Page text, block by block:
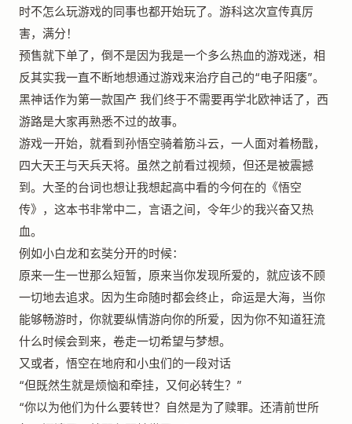
时不怎么玩游戏的同事也都开始玩了。游科这次宣传真厉
害，满分！
预售就下单了，倒不是因为我是一个多么热血的游戏迷，相
反其实我一直不断地想通过游戏来治疗自己的“电子阳痿”。
黑神话作为第一款国产 我们终于不需要再学北欧神话了，西
游路是大家再熟悉不过的故事。
游戏一开始，就看到孙悟空骑着筋斗云，一人面对着杨戬，
四大天王与天兵天将。虽然之前看过视频，但还是被震撼
到。大圣的台词也想让我想起高中看的今何在的《悟空
传》，这本书非常中二，言语之间，令年少的我兴奋又热
血。
例如小白龙和玄奘分开的时候：
原来一生一世那么短暂，原来当你发现所爱的，就应该不顾
一切地去追求。因为生命随时都会终止，命运是大海，当你
能够畅游时，你就要纵情游向你的所爱，因为你不知道狂流
什么时候会到来，卷走一切希望与梦想。
又或者，悟空在地府和小虫们的一段对话
“但既然生就是烦恼和牵挂，又何必转生？”
“你以为他们为什么要转世？自然是为了赎罪。还清前世所